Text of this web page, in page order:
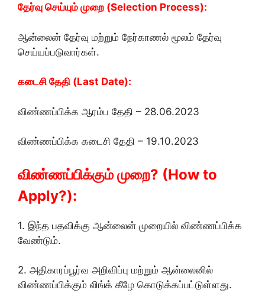
தேர்வு செய்யும் முறை (Selection Process):
ஆன்லைன் தேர்வு மற்றும் நேர்காணல் மூலம் தேர்வு
செய்யப்படுவார்கள்.
கடைசி தேதி (Last Date):
விண்ணப்பிக்க ஆரம்ப தேதி – 28.06.2023
விண்ணப்பிக்க கடைசி தேதி – 19.10.2023
விண்ணப்பிக்கும் முறை? (How to
Apply?):
1. இந்த பதவிக்கு ஆன்லைன் முறையில் விண்ணப்பிக்க
வேண்டும்.
2. அதிகாரப்பூர்வ அறிவிப்பு மற்றும் ஆன்லைனில்
விண்ணப்பிக்கும் லிங்க் கீழே கொடுக்கப்பட்டுள்ளது.